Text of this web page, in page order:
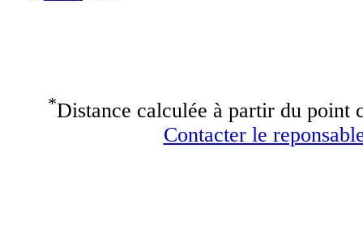
*Distance calculée à partir du point
Contacter le